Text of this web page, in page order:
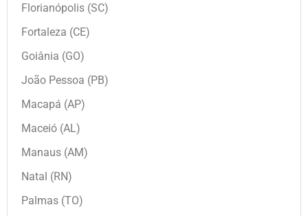
Florianópolis (SC)
Fortaleza (CE)
Goiânia (GO)
João Pessoa (PB)
Macapá (AP)
Maceió (AL)
Manaus (AM)
Natal (RN)
Palmas (TO)